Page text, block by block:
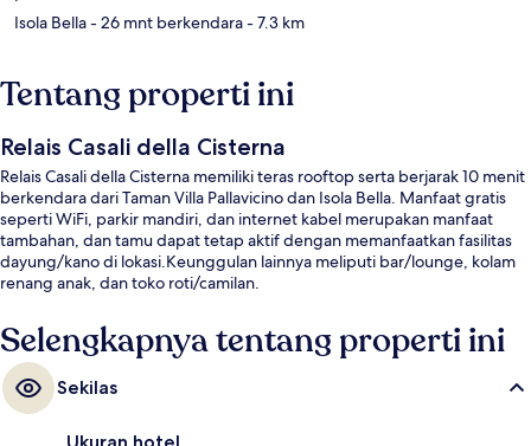
Isola Bella- 26 mnt berkendara- 7.3 km
Tentang properti ini
Relais Casali della Cisterna
Relais Casali della Cisterna memiliki teras rooftop serta berjarak 10 menit
berkendara dari Taman Villa Pallavicino dan Isola Bella. Manfaat gratis
seperti WiFi, parkir mandiri, dan internet kabel merupakan manfaat
tambahan, dan tamu dapat tetap aktif dengan memanfaatkan fasilitas
dayung/kano di lokasi.Keunggulan lainnya meliputi bar/lounge, kolam
renang anak, dan toko roti/camilan.
Selengkapnya tentang properti ini
Sekilas